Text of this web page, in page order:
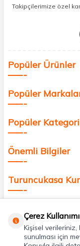
sunuyoruz.
buluşturuyor ve online
Sağlık, güzellik ve iyi
Takipçilerimize özel
Popüler Ürünler
Popüler
Popüler
Önemli Bilgiler
Turuncukasa
Çerez Kullanımı
Kişisel
sunulması için